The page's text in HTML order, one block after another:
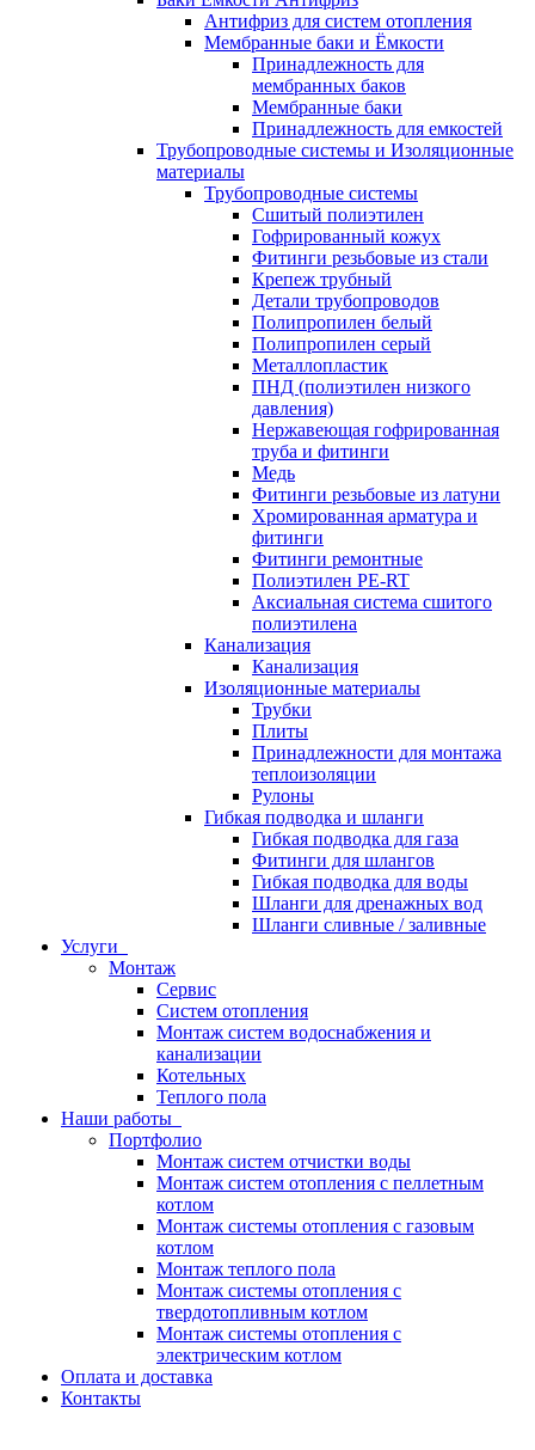
Антифриз для систем отопления
Мембранные баки и Ёмкости
Принадлежность для
мембранных баков
Мембранные баки
Принадлежность для емкостей
Трубопроводные системы и Изоляционные
материалы
Трубопроводные системы
Сшитый полиэтилен
Гофрированный кожух
Фитинги резьбовые из стали
Крепеж трубный
Детали трубопроводов
Полипропилен белый
Полипропилен серый
Металлопластик
ПНД (полиэтилен низкого
давления)
Нержавеющая гофрированная
труба и фитинги
Медь
Фитинги резьбовые из латуни
Хромированная арматура и
фитинги
Фитинги ремонтные
Полиэтилен PE-RT
Аксиальная система сшитого
полиэтилена
Канализация
Канализация
Изоляционные материалы
Трубки
Плиты
Принадлежности для монтажа
теплоизоляции
Рулоны
Гибкая подводка и шланги
Гибкая подводка для газа
Фитинги для шлангов
Гибкая подводка для воды
Шланги для дренажных вод
Шланги сливные / заливные
Услуги
Монтаж
Сервис
Систем отопления
Монтаж систем водоснабжения и
канализации
Котельных
Теплого пола
Наши работы
Портфолио
Монтаж систем отчистки воды
Монтаж систем отопления с пеллетным
котлом
Монтаж системы отопления с газовым
котлом
Монтаж теплого пола
Монтаж системы отопления с
твердотопливным котлом
Монтаж системы отопления с
электрическим котлом
Оплата и доставка
Контакты